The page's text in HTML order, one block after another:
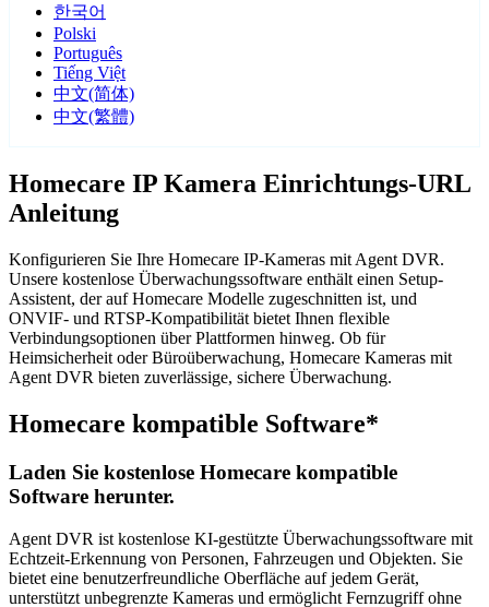
한국어
Polski
Português
Tiếng Việt
中文(简体)
中文(繁體)
Homecare IP Kamera Einrichtungs-URL
Anleitung
Konfigurieren Sie Ihre Homecare IP-Kameras mit Agent DVR.
Unsere kostenlose Überwachungssoftware enthält einen Setup-
Assistent, der auf Homecare Modelle zugeschnitten ist, und
ONVIF- und RTSP-Kompatibilität bietet Ihnen flexible
Verbindungsoptionen über Plattformen hinweg. Ob für
Heimsicherheit oder Büroüberwachung, Homecare Kameras mit
Agent DVR bieten zuverlässige, sichere Überwachung.
Homecare kompatible Software*
Laden Sie kostenlose Homecare kompatible
Software herunter.
Agent DVR ist kostenlose KI-gestützte Überwachungssoftware mit
Echtzeit-Erkennung von Personen, Fahrzeugen und Objekten. Sie
bietet eine benutzerfreundliche Oberfläche auf jedem Gerät,
unterstützt unbegrenzte Kameras und ermöglicht Fernzugriff ohne